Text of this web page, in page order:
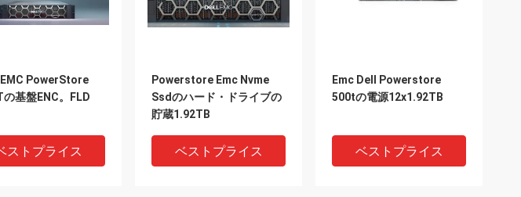
EMC PowerStore
の基盤ENC。FLD
ストプライス
Powerstore Emc Nvme
Ssdのハード・ドライブの
貯蔵1.92TB
ベストプライス
Emc Dell Powerstore
500tの電源12x1.92TB
ベストプライス